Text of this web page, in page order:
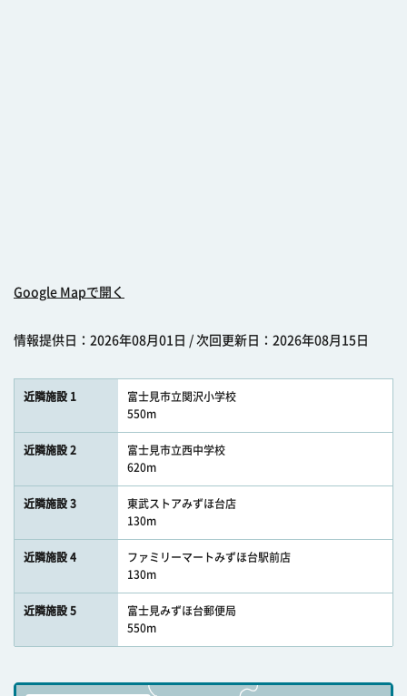
Google Mapで開く
情報提供日：2026年08月01日 / 次回更新日：2026年08月15日
近隣施設 1
富士見市立関沢小学校
550m
近隣施設 2
富士見市立西中学校
620m
近隣施設 3
東武ストアみずほ台店
130m
近隣施設 4
ファミリーマートみずほ台駅前店
130m
近隣施設 5
富士見みずほ台郵便局
550m